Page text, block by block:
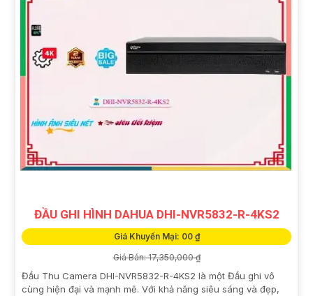
ĐẦU GHI HÌNH DAHUA DHI-NVR5832-R-4KS2
Giá Khuyến Mại: 00 ₫
Giá Bán: 17,350,000 ₫
Đầu Thu Camera DHI-NVR5832-R-4KS2 là một Đầu ghi vô
cùng hiện đại và mạnh mẽ. Với khả năng siêu sáng và đẹp,